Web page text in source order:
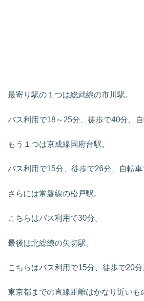
最寄り駅の１つは総武線の市川駅。
バス利用で18～25分、徒歩で40分、自
もう１つは京成線国府台駅。
バス利用で15分、徒歩で26分、自転車
さらには常磐線の松戸駅。
こちらはバス利用で30分。
最後は北総線の矢切駅。
こちらはバス利用で15分、徒歩で20分
東京都までの直線距離はかなり近いも